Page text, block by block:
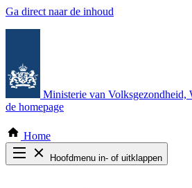
Ga direct naar de inhoud
Ministerie van Volksgezondheid,
de homepage
Home
Hoofdmenu in- of uitklappen